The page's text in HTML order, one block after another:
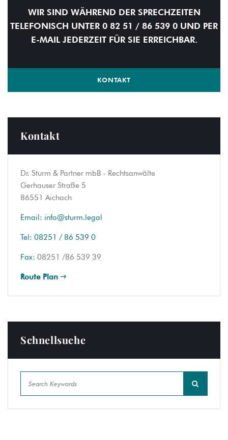
WIR SIND WÄHREND DER SPRECHZEITEN
TELEFONISCH UNTER 0 82 51 / 86 539 0 UND PER
E-MAIL JEDERZEIT FÜR SIE ERREICHBAR.
KONTAKT
Kontakt
Dr. Sturm & Partner mbB - Rechtsanwälte
Gerhauser Straße 5
86551 Aichach
Email: info@sturm.legal
Tel: 08251 / 86 539 0
Fax: 08251 /86 539 39
Route Plan
Schnellsuche